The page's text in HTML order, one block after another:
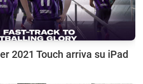
2021 Touch arriva su iPad